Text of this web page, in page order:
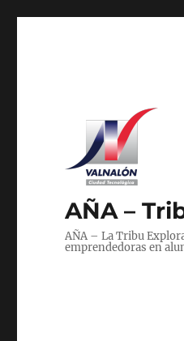
AÑA –
AÑA – La Tribu
emprendedoras en